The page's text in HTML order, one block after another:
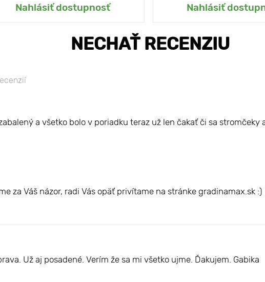
Nahlásiť dostupnosť Nahlásiť
Pridať do mojej
NECHAŤ RECENZIU
a všetko bolo v poriadku teraz už len čakať či sa stromčeky
za Váš názor, radi Vás opäť privítame na stránke gradinamax.sk :)
Už aj posadené. Verím že sa mi všetko ujme. Ďakujem. Gabika